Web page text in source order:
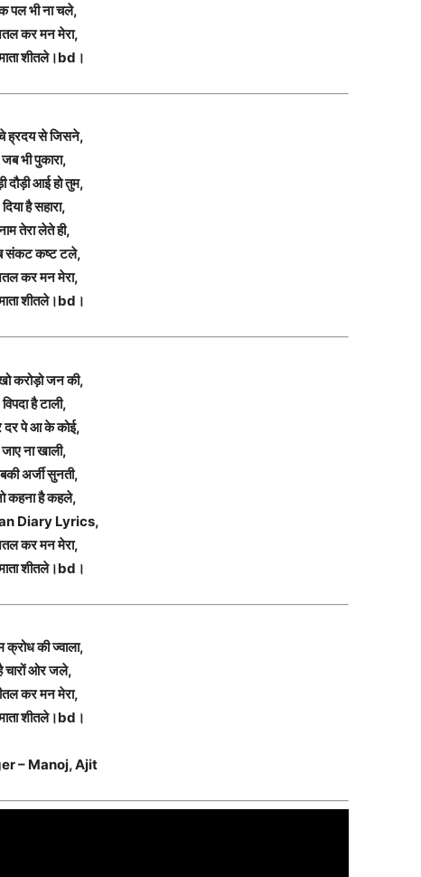
पल भी ना चले,
कर मन मेरा,
शीतले।bd।
ह्रदय से जिसने,
जब भी पुकारा,
दौड़ी आई हो तुम,
दिया है सहारा,
तेरा लेते ही,
संकट कष्ट टले,
कर मन मेरा,
शीतले।bd।
करोड़ो जन की,
विपदा है टाली,
दर पे आ के कोई,
जाए ना खाली,
अर्जी सुनती,
कहना है कहले,
Diary Lyrics,
कर मन मेरा,
शीतले।bd।
क्रोध की ज्वाला,
चारों ओर जले,
कर मन मेरा,
शीतले।bd।
– Manoj, Ajit